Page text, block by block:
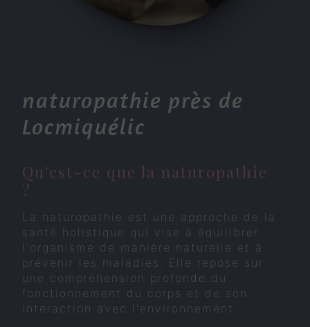
naturopathie près de
Locmiquélic
Qu'est-ce que la naturopathie
?
La naturopathie est une approche de la
santé holistique qui vise à équilibrer
l'organisme de manière naturelle et à
prévenir les maladies. Elle repose sur
une compréhension profonde du
fonctionnement du corps et de son
interaction avec l'environnement.